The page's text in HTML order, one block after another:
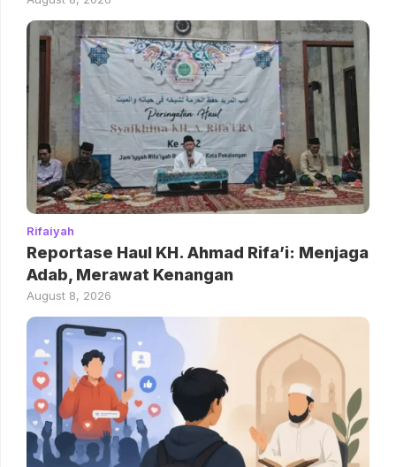
Rifaiyah
Reportase Haul KH. Ahmad Rifa’i: Menjaga
Adab, Merawat Kenangan
August 8, 2026